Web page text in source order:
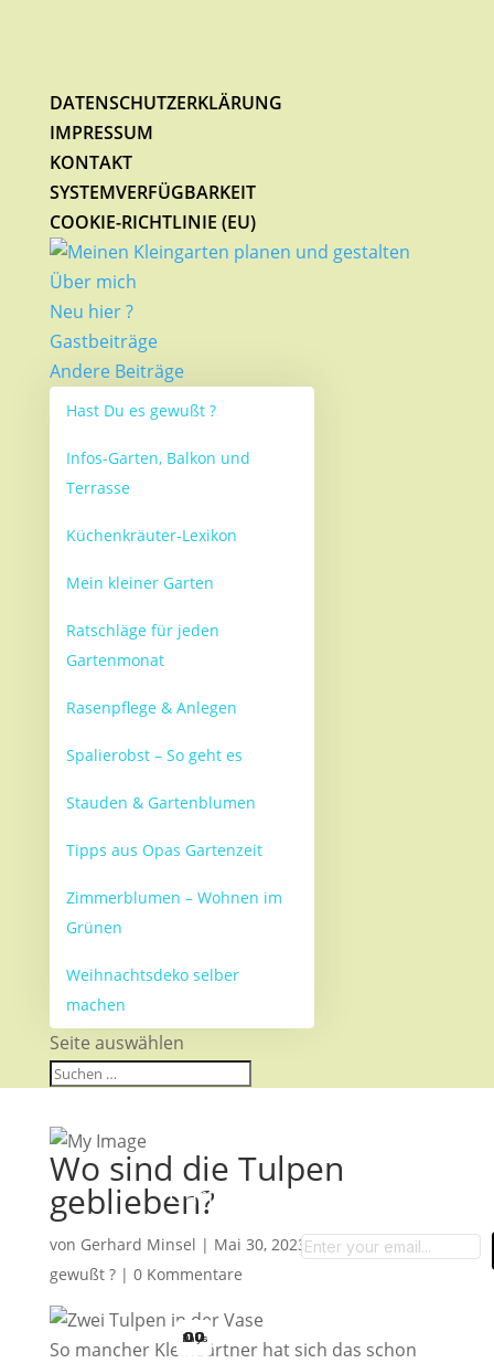
DATENSCHUTZERKLÄRUNG
IMPRESSUM
KONTAKT
SYSTEMVERFÜGBARKEIT
COOKIE-RICHTLINIE (EU)
Über mich
Neu hier ?
Gastbeiträge
Andere Beiträge
Hast Du es gewußt ?
Infos-Garten, Balkon und
Terrasse
Küchenkräuter-Lexikon
Mein kleiner Garten
Ratschläge für jeden
Gartenmonat
Rasenpflege & Anlegen
Spalierobst – So geht es
Stauden & Gartenblumen
Tipps aus Opas Gartenzeit
Zimmerblumen – Wohnen im
Grünen
Weihnachtsdeko selber
machen
Seite auswählen
Wo sind die Tulpen
geblieben?
von Gerhard Minsel | Mai 30, 2023|Hast Du es
gewußt ?| 0 Kommentare
So mancher Kleingärtner hat sich das schon
00
Days
Garten-Tipps